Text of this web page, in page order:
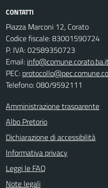
CONTATTI
Piazza Marconi 12, Corato
Codice fiscale: 83001590724
P. IVA: 02589350723
Email:
PEC:
Telefono: 080/9592111
Amministrazione trasparente
Albo Pretorio
Dichiarazione di accessibilità
Informativa privacy
Leggi le FAQ
Note legali